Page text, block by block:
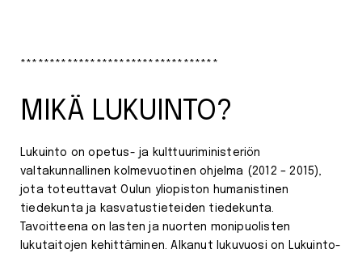
**********************************
MIKÄ LUKUINTO?
Lukuinto on opetus- ja kulttuuriministeriön
valtakunnallinen kolmevuotinen ohjelma (2012 – 2015),
jota toteuttavat Oulun yliopiston humanistinen
tiedekunta ja kasvatustieteiden tiedekunta.
Tavoitteena on lasten ja nuorten monipuolisten
lukutaitojen kehittäminen. Alkanut lukuvuosi on Lukuinto-